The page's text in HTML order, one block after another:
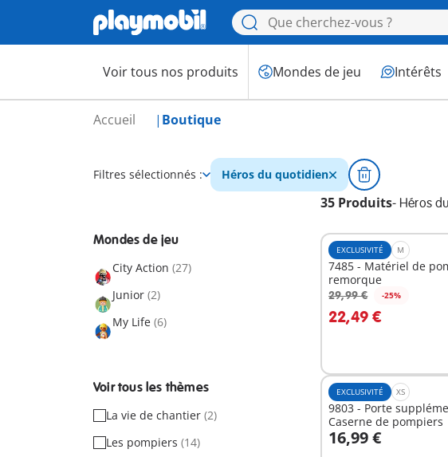
Voir tous nos produits Mondes de jeu Intérêts
Accueil Boutique
Filtres sélectionnés : Héros du quotidien
35 Produits- Héros
Mondes de jeu
City Action (27)
Junior (2)
My Life (6)
Voir tous les thèmes
La vie de chantier (2)
Les pompiers (14)
EXCLUSIVITÉ M
7485 - Matériel de
remorque
29,99 € -25%
22,49 €
EXCLUSIVITÉ XS
9803 - Porte
Caserne de pompiers
16,99 €
Au panier